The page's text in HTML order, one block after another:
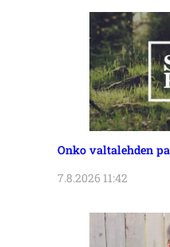
Onko valtalehden
7.8.2026 11:42